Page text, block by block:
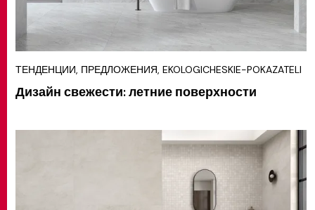
ТЕНДЕНЦИИ, ПРЕДЛОЖЕНИЯ, EKOLOGICHESKIE-POKAZATELI
Дизайн свежести: летние поверхности